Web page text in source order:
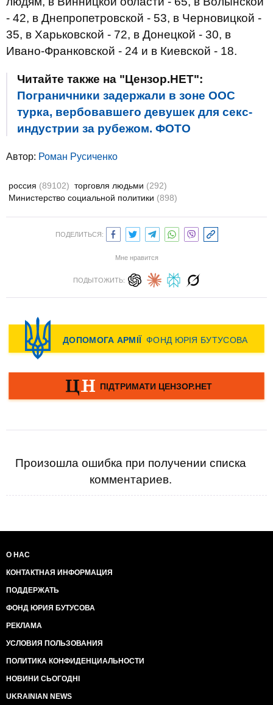
- 42, в Днепропетровской - 53, в Черновицкой -
35, в Харьковской - 72, в Донецкой - 30, в
Ивано-Франковской - 24 и в Киевской - 18.
Читайте также на "Цензор.НЕТ":
Пограничники задержали в зоне ООС
турка, вербовавшего девушек для секс-
индустрии за рубежом. ФОТО
Автор: Роман Русиченко
россия (89102) торговля людьми (292)
Министерство социальной политики (898)
ПОДЕЛИТЬСЯ:
Мне нравится
ПОДЫТОЖИТЬ:
Произошла ошибка при получении списка
комментариев.
О НАС
КОНТАКТНАЯ ИНФОРМАЦИЯ
ПОДДЕРЖАТЬ
ФОНД ЮРИЯ БУТУСОВА
РЕКЛАМА
УСЛОВИЯ ПОЛЬЗОВАНИЯ
ПОЛИТИКА КОНФИДЕНЦИАЛЬНОСТИ
НОВИНИ СЬОГОДНІ
UKRAINIAN NEWS